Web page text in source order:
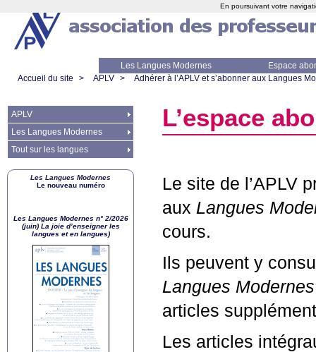
Les Langues Modernes
Espace
Accueil du site
> APLV > Adhérer à l’APLV et s’abonner aux Langues
L’espace
Le site de l’APLV
aux Langues
cours.
Ils peuvent y
Langues Modernes
articles
Les articles
APLV
Les Langues Modernes
Tout sur les langues
Les Langues Modernes
Le nouveau numéro
Les Langues Modernes n° 2/2026
(juin) La joie d’enseigner les
langues et en langues)
En poursuivant votre